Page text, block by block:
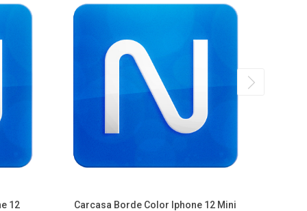
12 Carcasa Borde Color Iphone 12 Mini